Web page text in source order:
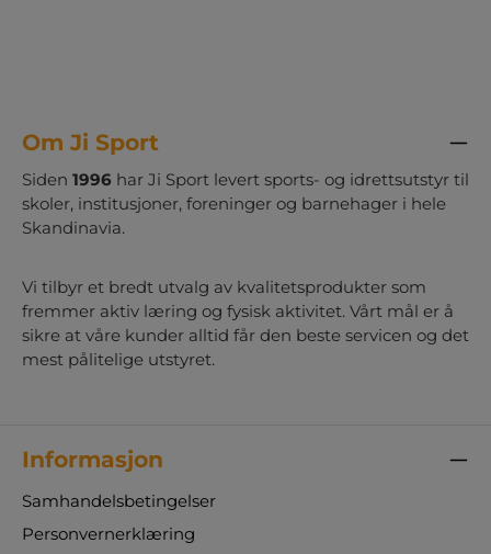
Om Ji Sport
Siden 1996 har Ji Sport levert sports- og idrettsutstyr til
skoler, institusjoner, foreninger og barnehager i hele
Skandinavia.
Vi tilbyr et bredt utvalg av kvalitetsprodukter som
fremmer aktiv læring og fysisk aktivitet. Vårt mål er å
sikre at våre kunder alltid får den beste servicen og det
mest pålitelige utstyret.
Informasjon
Samhandelsbetingelser
Personvernerklæring